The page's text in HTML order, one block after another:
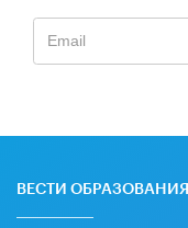
ВЕСТИ ОБРАЗОВАНИЯ